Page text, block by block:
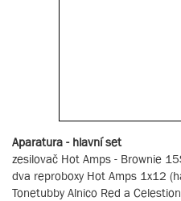
Aparatura - hlavní set
zesilovač Hot Amps - Brownie
dva reproboxy Hot Amps 1x12
Tonetubby Alnico Red a